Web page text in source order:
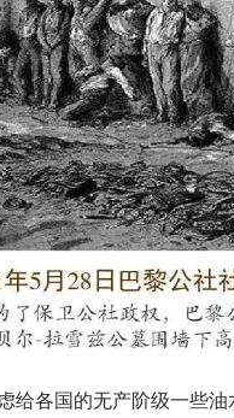
给各国的无产阶级一些